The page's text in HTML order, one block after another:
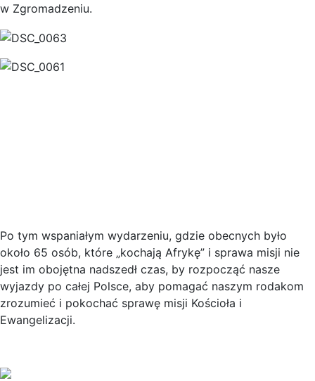
w Zgromadzeniu.
Po tym wspaniałym wydarzeniu, gdzie obecnych było
około 65 osób, które „kochają Afrykę” i sprawa misji nie
jest im obojętna nadszedł czas, by rozpocząć nasze
wyjazdy po całej Polsce, aby pomagać naszym rodakom
zrozumieć i pokochać sprawę misji Kościoła i
Ewangelizacji.